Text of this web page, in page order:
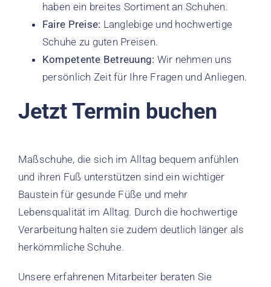
haben ein breites Sortiment an Schuhen.
Faire Preise: Langlebige und hochwertige
Schuhe zu guten Preisen.
Kompetente Betreuung: Wir nehmen uns
persönlich Zeit für Ihre Fragen und Anliegen.
Jetzt Termin buchen
Maßschuhe, die sich im Alltag bequem anfühlen
und ihren Fuß unterstützen sind ein wichtiger
Baustein für gesunde Füße und mehr
Lebensqualität im Alltag. Durch die hochwertige
Verarbeitung halten sie zudem deutlich länger als
herkömmliche Schuhe.
Unsere erfahrenen Mitarbeiter beraten Sie